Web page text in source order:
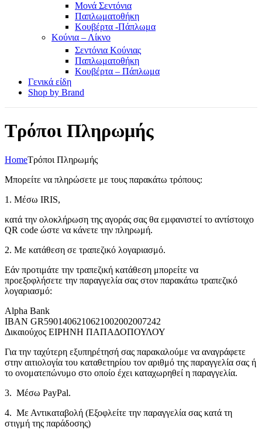
Μονά Σεντόνια
Παπλωματοθήκη
Κουβέρτα -Πάπλωμα
Κούνια – Λίκνο
Σεντόνια Κούνιας
Παπλωματοθήκη
Κουβέρτα – Πάπλωμα
Γενικά είδη
Shop by Brand
Τρόποι Πληρωμής
HomeΤρόποι Πληρωμής
Μπορείτε να πληρώσετε με τους παρακάτω τρόπους:
1. Μέσω IRIS,
κατά την ολοκλήρωση της αγοράς σας θα εμφανιστεί το αντίστοιχο
QR code ώστε να κάνετε την πληρωμή.
2. Με κατάθεση σε τραπεζικό λογαριασμό.
Εάν προτιμάτε την τραπεζική κατάθεση μπορείτε να
προεξοφλήσετε την παραγγελία σας στον παρακάτω τραπεζικό
λογαριασμό:
Alpha Bank
IBAN GR5901406210621002002007242
Δικαιούχος ΕΙΡΗΝΗ ΠΑΠΑΔΟΠΟΥΛΟΥ
Για την ταχύτερη εξυπηρέτησή σας παρακαλούμε να αναγράφετε
στην αιτιολογία του καταθετηρίου τον αριθμό της παραγγελία σας ή
το ονοματεπώνυμο στο οποίο έχει καταχωρηθεί η παραγγελία.
3. Μέσω PayPal.
4. Με Αντικαταβολή (Εξοφλείτε την παραγγελία σας κατά τη
στιγμή της παράδοσης)